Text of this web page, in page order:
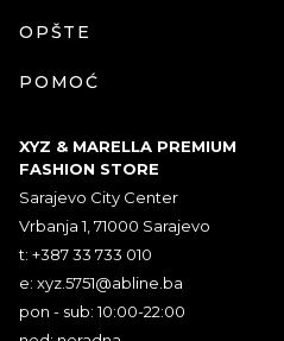
OPŠTE
POMOĆ
XYZ & MARELLA PREMIUM
FASHION STORE
Sarajevo City Center
Vrbanja 1, 71000 Sarajevo
t: +387 33 733 010
e: xyz.5751@abline.ba
pon - sub: 10:00-22:00